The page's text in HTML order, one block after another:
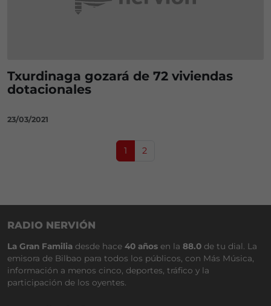
Txurdinaga gozará de 72 viviendas
dotacionales
23/03/2021
Current Page
1 Page
2
RADIO NERVIÓN
La Gran Familia desde hace 40 años en la 88.0 de tu dial. La
emisora de Bilbao para todos los públicos, con Más Música,
información a menos cinco, deportes, tráfico y la
participación de los oyentes.